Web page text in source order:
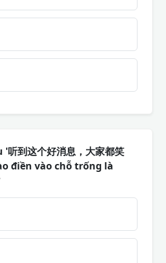
听到这个好消息，大家都笑
điền vào chỗ trống là